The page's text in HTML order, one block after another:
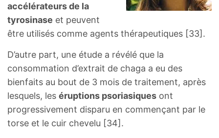
accélérateurs de la
tyrosinase et peuvent
être utilisés comme agents thérapeutiques [33].
D’autre part, une étude a révélé que la
consommation d’extrait de chaga a eu des
bienfaits au bout de 3 mois de traitement, après
lesquels, les éruptions psoriasiques ont
progressivement disparu en commençant par le
torse et le cuir chevelu [34].